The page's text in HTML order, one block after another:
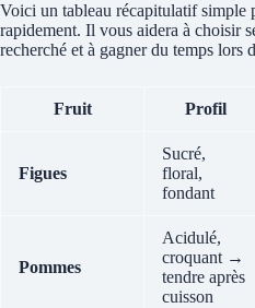
Voici un tableau récapitulatif simple
rapidement. Il vous aidera à choisir
recherché et à gagner du temps lors
Fruit Profil
Figues
Sucré,
floral,
fondant
Pommes
Acidulé,
croquant →
tendre après
cuisson